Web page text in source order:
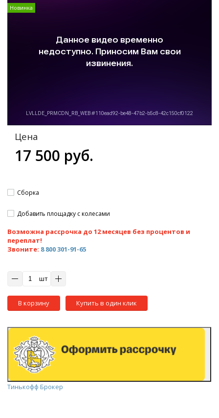
Новинка
Цена
17 500 руб.
Сборка
Добавить площадку с колесами
Возможна рассрочка до 12 месяцев без процентов и
переплат!
Звоните: 8 800 301-91-65
шт
В корзину Купить в один клик
Тинькофф Брокер